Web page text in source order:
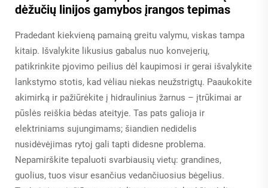
dėžučių linijos gamybos įrangos tepimas
Pradedant kiekvieną pamainą greitu valymu, viskas tampa
kitaip. Išvalykite likusius gabalus nuo konvejerių,
patikrinkite pjovimo peilius dėl kaupimosi ir gerai išvalykite
lankstymo stotis, kad vėliau niekas neužstrigtų. Paaukokite
akimirką ir pažiūrėkite į hidraulinius žarnus – įtrūkimai ar
pūslės reiškia bėdas ateityje. Tas pats galioja ir
elektriniams sujungimams; šiandien nedidelis
nusidėvėjimas rytoj gali tapti didesne problema.
Nepamirškite tepaluoti svarbiausių vietų: grandines,
guolius, tuos visur esančius vedančiuosius bėgelius.